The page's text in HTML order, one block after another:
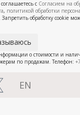
с Согласием на
, политикой обработки
. Запретить обработку cookie
о стоимости и
по продажам. Телефон:
EN